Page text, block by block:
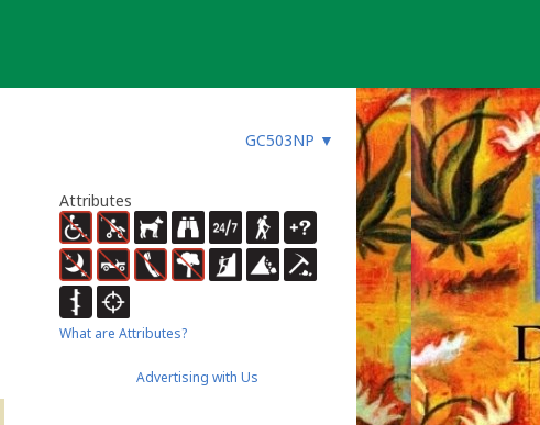
GC503NP ▼
Attributes
What are Attributes?
Advertising with Us